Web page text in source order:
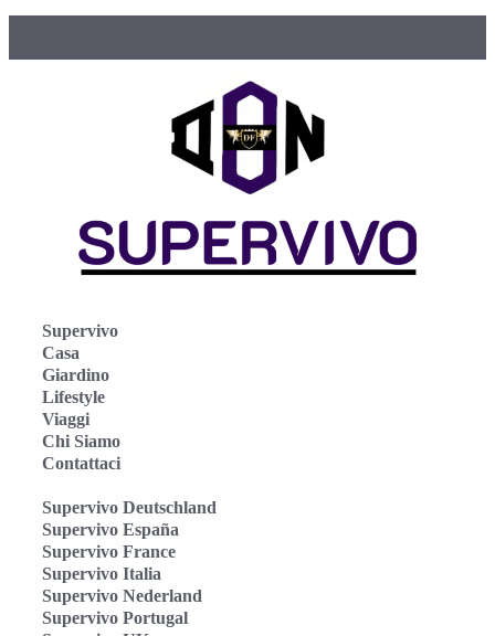
Supervivo
Casa
Giardino
Lifestyle
Viaggi
Chi Siamo
Contattaci
Supervivo Deutschland
Supervivo España
Supervivo France
Supervivo Italia
Supervivo Nederland
Supervivo Portugal